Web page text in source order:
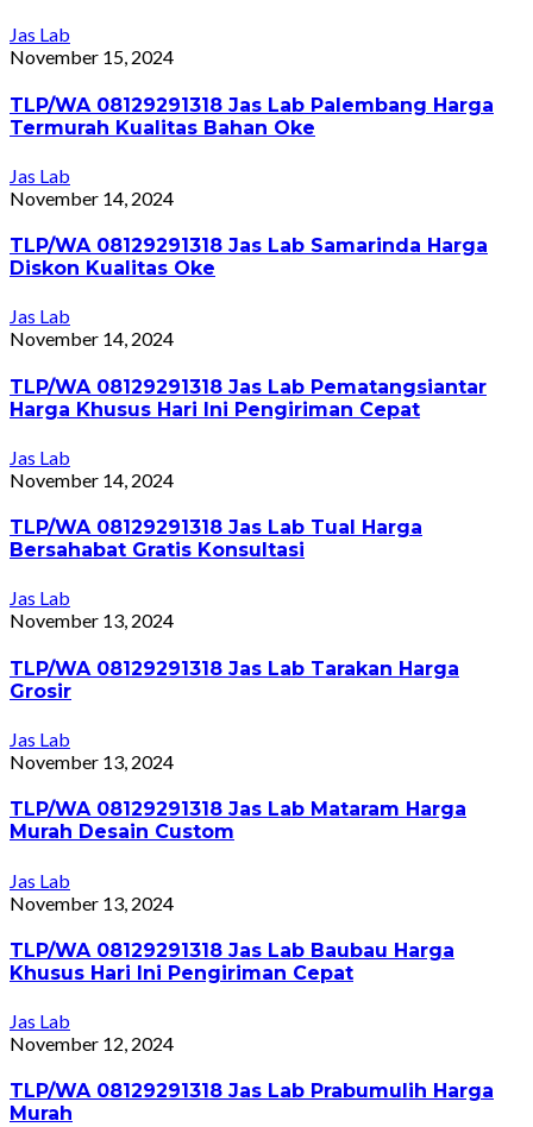
Jas Lab
November 15, 2024
TLP/WA 08129291318 Jas Lab Palembang Harga
Termurah Kualitas Bahan Oke
Jas Lab
November 14, 2024
TLP/WA 08129291318 Jas Lab Samarinda Harga
Diskon Kualitas Oke
Jas Lab
November 14, 2024
TLP/WA 08129291318 Jas Lab Pematangsiantar
Harga Khusus Hari Ini Pengiriman Cepat
Jas Lab
November 14, 2024
TLP/WA 08129291318 Jas Lab Tual Harga
Bersahabat Gratis Konsultasi
Jas Lab
November 13, 2024
TLP/WA 08129291318 Jas Lab Tarakan Harga
Grosir
Jas Lab
November 13, 2024
TLP/WA 08129291318 Jas Lab Mataram Harga
Murah Desain Custom
Jas Lab
November 13, 2024
TLP/WA 08129291318 Jas Lab Baubau Harga
Khusus Hari Ini Pengiriman Cepat
Jas Lab
November 12, 2024
TLP/WA 08129291318 Jas Lab Prabumulih Harga
Murah